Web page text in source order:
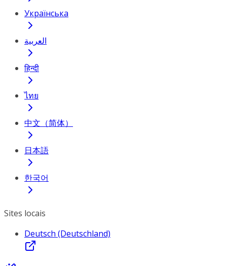
Українська
العربية
हिन्दी
ไทย
中文（简体）
日本語
한국어
Sites locais
Deutsch (Deutschland)